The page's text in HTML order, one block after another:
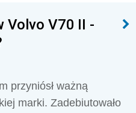
Volvo V70 II -
przyniósł ważną
marki. Zadebiutowało